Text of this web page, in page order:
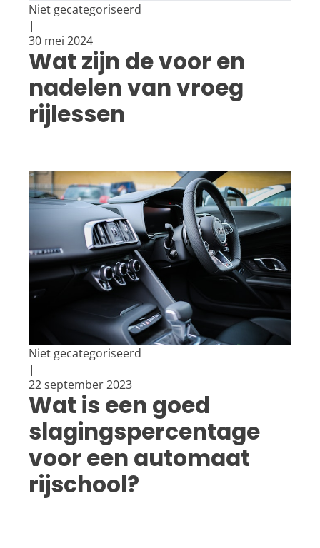
Niet gecategoriseerd
|
30 mei 2024
Wat zijn de voor en
nadelen van vroeg
rijlessen
Niet gecategoriseerd
|
22 september 2023
Wat is een goed
slagingspercentage
voor een automaat
rijschool?